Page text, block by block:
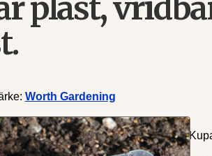
Worth Gardening